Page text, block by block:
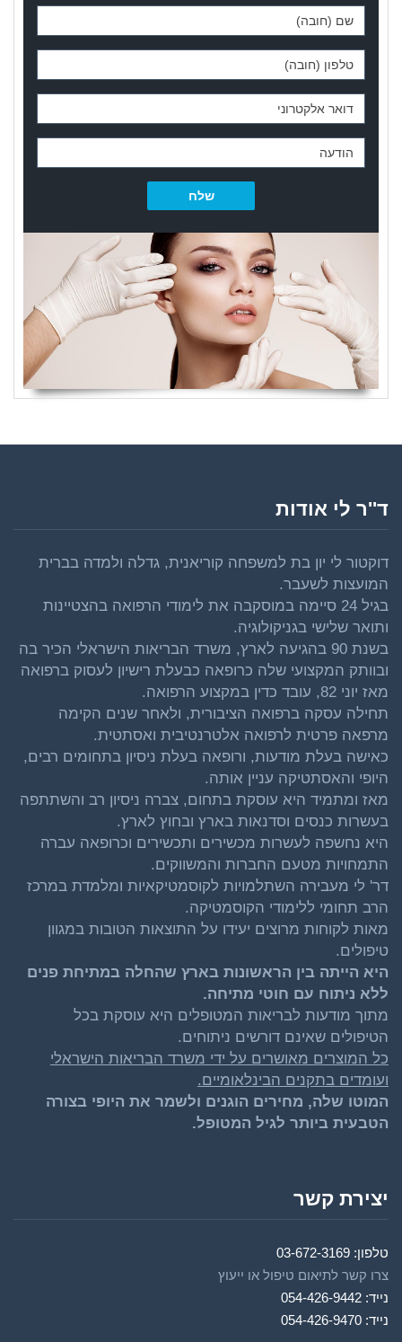
ד''ר לי אודות
דוקטור לי יון בת למשפחה קוריאנית, גדלה ולמדה בברית
המועצות לשעבר.
בגיל 24 סיימה במוסקבה את לימודי הרפואה בהצטיינות
ותואר שלישי בגניקולוגיה.
בשנת 90 בהגיעה לארץ, משרד הבריאות הישראלי הכיר בה
ובוותק המקצועי שלה כרופאה כבעלת רישיון לעסוק ברפואה
מאז יוני 82, עובד כדין במקצוע הרפואה.
תחילה עסקה ברפואה הציבורית, ולאחר שנים הקימה
מרפאה פרטית לרפואה אלטרנטיבית ואסתטית.
כאישה בעלת מודעות, ורופאה בעלת ניסיון בתחומים רבים,
היופי והאסתטיקה עניין אותה.
מאז ומתמיד היא עוסקת בתחום, צברה ניסיון רב והשתתפה
בעשרות כנסים וסדנאות בארץ ובחוץ לארץ.
היא נחשפה לעשרות מכשירים ותכשירים וכרופאה עברה
התמחויות מטעם החברות והמשווקים.
דר' לי מעבירה השתלמויות לקוסמטיקאיות ומלמדת במרכז
הרב תחומי ללימודי הקוסמטיקה.
מאות לקוחות מרוצים יעידו על התוצאות הטובות במגוון
טיפולים.
היא הייתה בין הראשונות בארץ שהחלה במתיחת פנים
ללא ניתוח עם חוטי מתיחה.
מתוך מודעות לבריאות המטופלים היא עוסקת בכל
הטיפולים שאינם דורשים ניתוחים.
כל המוצרים מאושרים על ידי משרד הבריאות הישראלי
ועומדים בתקנים הבינלאומיים.
המוטו שלה, מחירים הוגנים ולשמר את היופי בצורה
הטבעית ביותר לגיל המטופל.
יצירת קשר
טלפון: 03-672-3169
צרו קשר לתיאום טיפול או ייעוץ
נייד: 054-426-9442
נייד: 054-426-9470